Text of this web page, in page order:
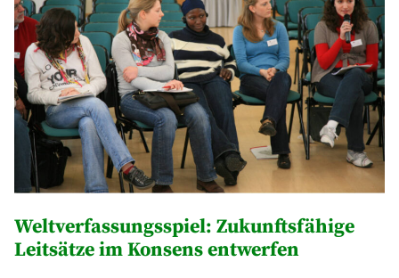
Weltverfassungsspiel: Zukunftsfähige
Leitsätze im Konsens entwerfen